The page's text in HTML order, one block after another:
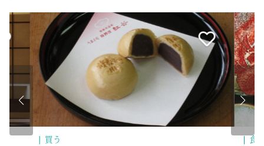
食べる 歴